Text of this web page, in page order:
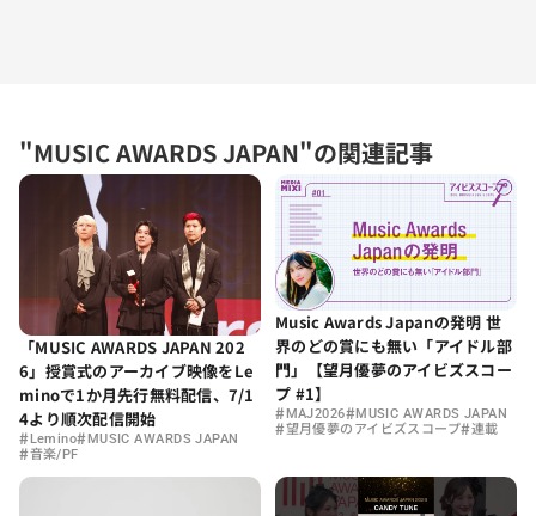
"MUSIC AWARDS JAPAN"の関連記事
「MUSIC AWARDS JAPAN 202
6」授賞式のアーカイブ映像をLe
minoで1か月先行無料配信、7/1
4より順次配信開始
#Lemino#MUSIC AWARDS JAPAN
#音楽/PF
Music Awards Japanの発明 世
界のどの賞にも無い「アイドル部
門」【望月優夢のアイビズスコー
プ #1】
#MAJ2026#MUSIC AWARDS JAPAN
#望月優夢のアイビズスコープ#連載